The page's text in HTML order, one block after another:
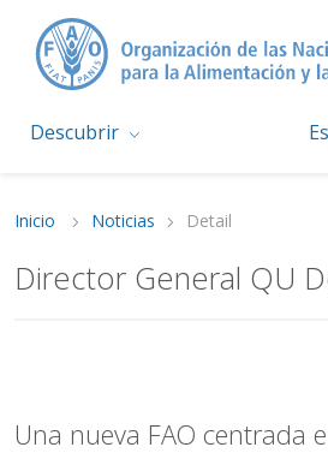
Descubrir
Inicio Noticias Detail
Director General QU
Una nueva FAO centrada